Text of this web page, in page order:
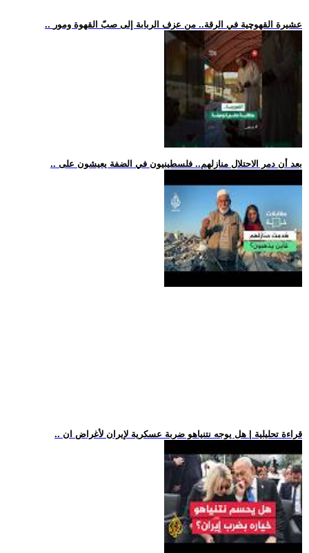
.. عشيرة القهوچية في الرقة.. من عزف الربابة إلى صبّ القهوة ومور
.. بعد أن دمر الاحتلال منازلهم.. فلسطينيون في الضفة يعيشون على
.. قراءة تحليلية | هل يوجه نتنياهو ضربة عسكرية لإيران لأغراض ان